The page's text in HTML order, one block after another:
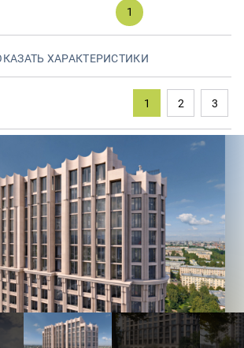
Сдать
Закрытые продажи
1
ХАРАКТЕРИСТИКИ
1 2 3